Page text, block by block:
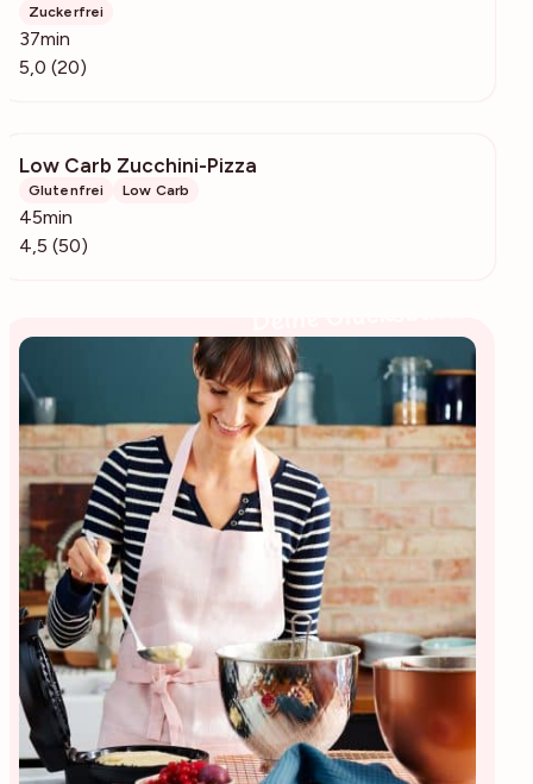
Zuckerfrei
37min
5,0 (20)
Low Carb Zucchini-Pizza
Glutenfrei Low Carb
45min
4,5 (50)